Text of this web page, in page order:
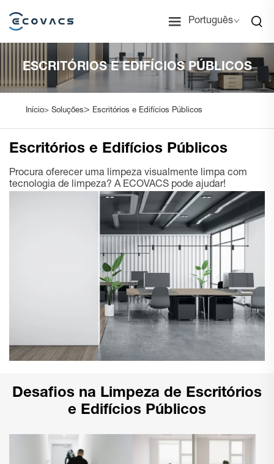
Português
ESCRITÓRIOS E EDIFÍCIOS PÚBLICOS
Início> Soluções> Escritórios e Edifícios Públicos
Escritórios e Edifícios Públicos
Procura oferecer uma limpeza visualmente limpa com
tecnologia de limpeza? A ECOVACS pode ajudar!
Desafios na Limpeza de Escritórios
e Edifícios Públicos